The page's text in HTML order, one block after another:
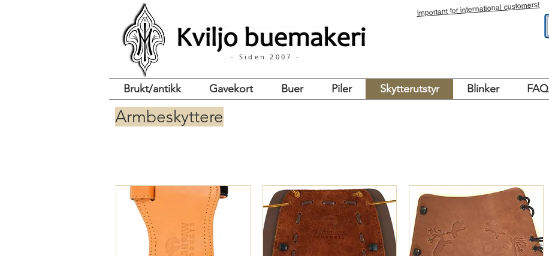
- Siden 2007 -
Importantfor international customers!
Brukt/antikk Gavekort Buer Piler Skytterutstyr Blinker FAQ
Armbeskyttere